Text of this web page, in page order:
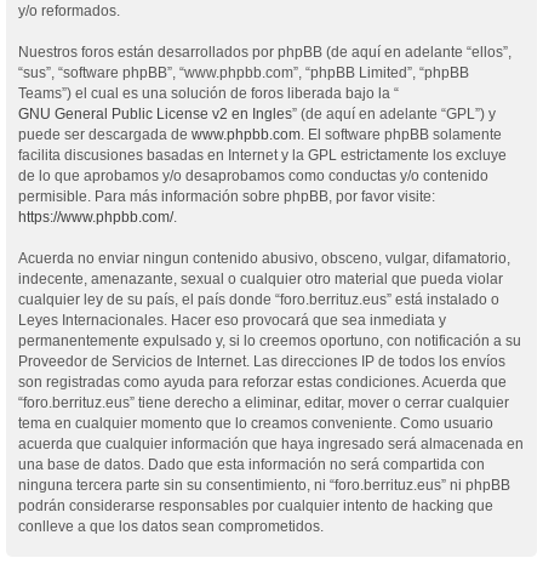
y/o reformados.
Nuestros foros están desarrollados por phpBB (de aquí en adelante “ellos”,
“sus”, “software phpBB”, “www.phpbb.com”, “phpBB Limited”, “phpBB
Teams”) el cual es una solución de foros liberada bajo la “
GNU General Public License v2 en Ingles” (de aquí en adelante “GPL”) y
puede ser descargada de www.phpbb.com . El software phpBB solamente
facilita discusiones basadas en Internet y la GPL estrictamente los excluye
de lo que aprobamos y/o desaprobamos como conductas y/o contenido
permisible. Para más información sobre phpBB, por favor visite:
https://www.phpbb.com/.
Acuerda no enviar ningun contenido abusivo, obsceno, vulgar, difamatorio,
indecente, amenazante, sexual o cualquier otro material que pueda violar
cualquier ley de su país, el país donde “foro.berrituz.eus” está instalado o
Leyes Internacionales. Hacer eso provocará que sea inmediata y
permanentemente expulsado y, si lo creemos oportuno, con notificación a su
Proveedor de Servicios de Internet. Las direcciones IP de todos los envíos
son registradas como ayuda para reforzar estas condiciones. Acuerda que
“foro.berrituz.eus” tiene derecho a eliminar, editar, mover o cerrar cualquier
tema en cualquier momento que lo creamos conveniente. Como usuario
acuerda que cualquier información que haya ingresado será almacenada en
una base de datos. Dado que esta información no será compartida con
ninguna tercera parte sin su consentimiento, ni “foro.berrituz.eus” ni phpBB
podrán considerarse responsables por cualquier intento de hacking que
conlleve a que los datos sean comprometidos.